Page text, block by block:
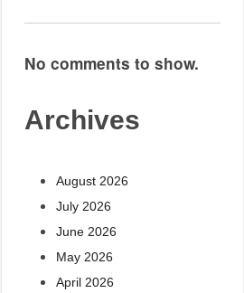
No comments to show.
Archives
August 2026
July 2026
June 2026
May 2026
April 2026